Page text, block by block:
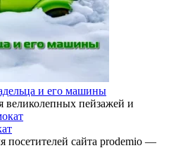
и его машины
великолепных пейзажей и
сайта prodemio —